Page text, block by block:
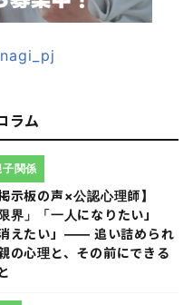
ラム
掲示板の声×公認心理師】
限界」「一人になりたい」
消えたい」―― 追い詰められ
の心理と、その前にできる
子関係